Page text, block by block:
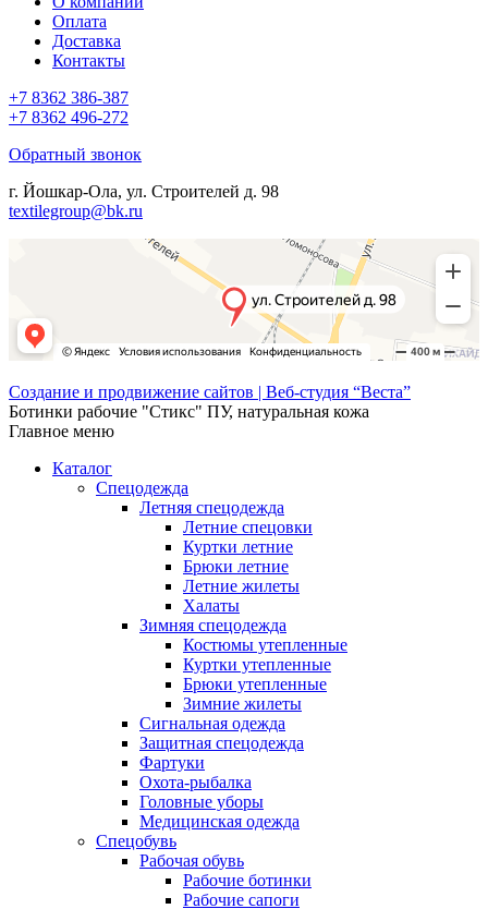
Оплата
Доставка
Контакты
+7 8362 386-387
+7 8362 496-272
Обратный звонок
г. Йошкар-Ола, ул. Строителей д. 98
textilegroup@bk.ru
Создание и продвижение сайтов | Веб-студия “Веста”
Ботинки рабочие "Стикс" ПУ, натуральная кожа
Главное меню
Каталог
Спецодежда
Летняя спецодежда
Летние спецовки
Куртки летние
Брюки летние
Летние жилеты
Халаты
Зимняя спецодежда
Костюмы утепленные
Куртки утепленные
Брюки утепленные
Зимние жилеты
Сигнальная одежда
Защитная спецодежда
Фартуки
Охота-рыбалка
Головные уборы
Медицинская одежда
Спецобувь
Рабочая обувь
Рабочие ботинки
Рабочие сапоги